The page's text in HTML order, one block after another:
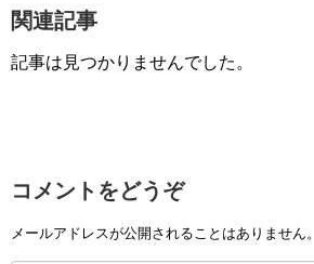
関連記事
記事は見つかりませんでした。
コメントをどうぞ
メールアドレスが公開されることはありません。